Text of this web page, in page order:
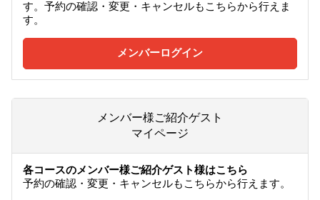
す。予約の確認・変更・キャンセルもこちらから行えま
す。
メンバーログイン
メンバー様ご紹介ゲスト
マイページ
各コースのメンバー様ご紹介ゲスト様はこちら
予約の確認・変更・キャンセルもこちらから行えます。